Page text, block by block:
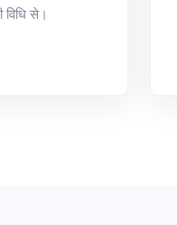
विधि से।